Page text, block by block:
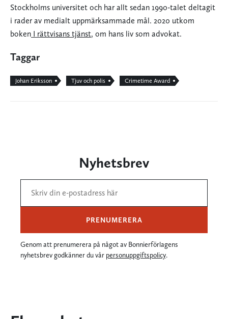
Stockholms universitet och har allt sedan 1990-talet deltagit
i rader av medialt uppmärksammade mål. 2020 utkom
boken I rättvisans tjänst, om hans liv som advokat.
Taggar
Johan Eriksson Tjuv och polis Crimetime Award
Nyhetsbrev
PRENUMERERA
Genom att prenumerera på något av Bonnierförlagens
nyhetsbrev godkänner du vår personuppgiftspolicy.